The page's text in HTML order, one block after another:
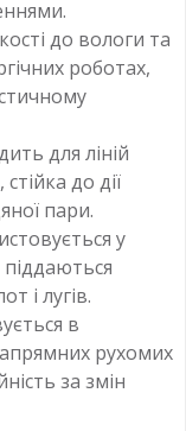
до вологи та
роботах,
для ліній
до дії
пари.
у
і лугів.
в
рухомих
за змін